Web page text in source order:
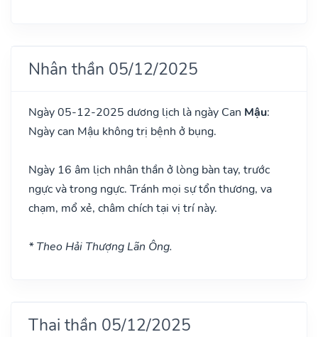
Nhân thần 05/12/2025
Ngày 05-12-2025 dương lịch là ngày Can Mậu:
Ngày can Mậu không trị bệnh ở bụng.
Ngày 16 âm lịch nhân thần ở lòng bàn tay, trước
ngực và trong ngực. Tránh mọi sự tổn thương, va
chạm, mổ xẻ, châm chích tại vị trí này.
* Theo Hải Thượng Lãn Ông.
Thai thần 05/12/2025